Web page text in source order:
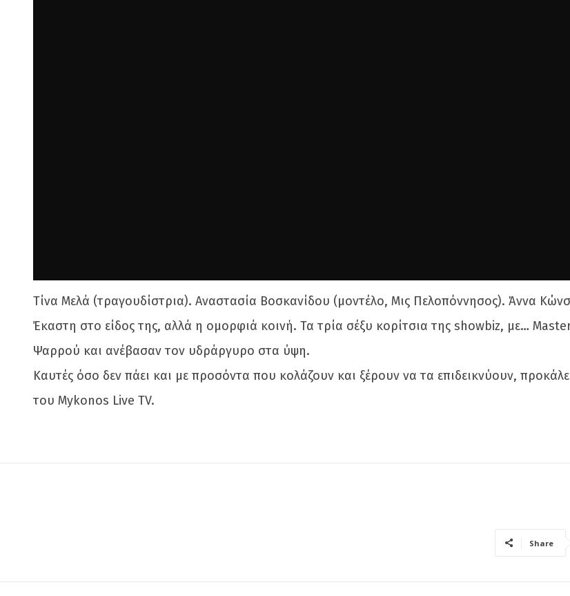
Τίνα Μελά (τραγουδίστρια). Αναστασία Βοσκανίδου (μοντέλο, Μις Πελοπόννησος). Άννα
Έκαστη στο είδος της, αλλά η ομορφιά κοινή. Τα τρία σέξυ κορίτσια της showbiz, με…
Ψαρρού και ανέβασαν τον υδράργυρο στα ύψη.
Καυτές όσο δεν πάει και με προσόντα που κολάζουν και ξέρουν να τα επιδεικνύουν,
του Mykonos Live TV.
Share